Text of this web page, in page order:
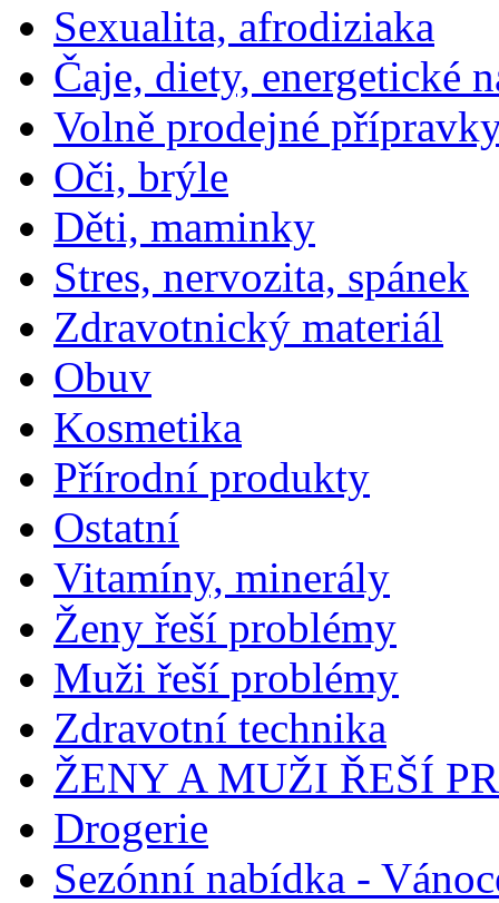
Sexualita, afrodiziaka
Čaje, diety, energetické
Volně prodejné
Oči, brýle
Děti, maminky
Stres, nervozita, spánek
Zdravotnický materiál
Obuv
Kosmetika
Přírodní produkty
Ostatní
Vitamíny, minerály
Ženy řeší problémy
Muži řeší problémy
Zdravotní technika
ŽENY A MUŽI ŘEŠÍ
Drogerie
Sezónní nabídka -